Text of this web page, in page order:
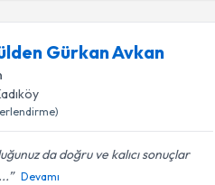
Gürkan Avkan
da doğru ve kalıcı sonuçlar
Devamı